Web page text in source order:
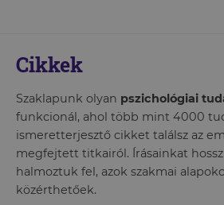
Cikkek
Szaklapunk olyan pszichológiai
funkcionál, ahol több mint 4000
ismeretterjesztő cikket találsz az
megfejtett titkairól. Írásainkat
halmoztuk fel, azok szakmai
közérthetőek.